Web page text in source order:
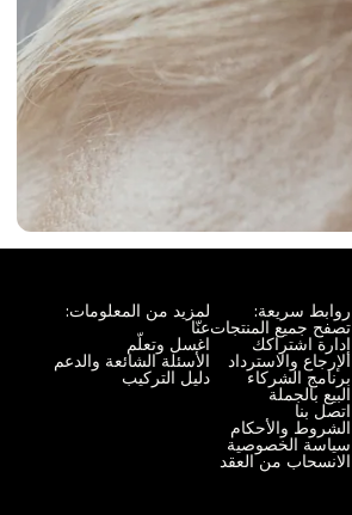
روابط سريعة:
تصفح جميع المنتجات
إدارة اشتراكك
الإرجاع والاسترداد
برنامج الشركاء
البيع بالجملة
اتصل بنا
الشروط والأحكام
سياسة الخصوصية
الانسحاب من العقد
لمزيد من المعلومات:
عنّا
اغسل وتعلّم
الأسئلة الشائعة والدعم
دليل التركيب